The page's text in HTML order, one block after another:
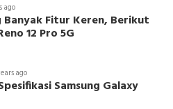
ago
Banyak Fitur Keren, Berikut
12 Pro 5G
ago
Samsung Galaxy